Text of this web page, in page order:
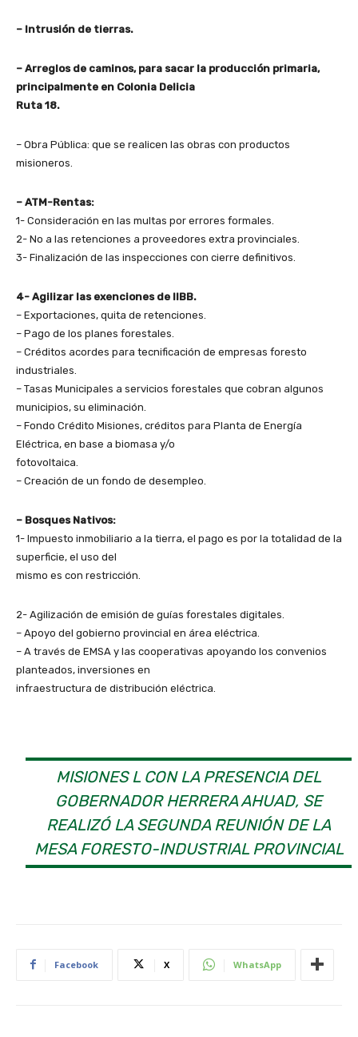
– Intrusión de tierras.
– Arreglos de caminos, para sacar la producción primaria,
principalmente en Colonia Delicia
Ruta 18.
– Obra Pública: que se realicen las obras con productos
misioneros.
– ATM-Rentas:
1- Consideración en las multas por errores formales.
2- No a las retenciones a proveedores extra provinciales.
3- Finalización de las inspecciones con cierre definitivos.
4- Agilizar las exenciones de IIBB.
– Exportaciones, quita de retenciones.
– Pago de los planes forestales.
– Créditos acordes para tecnificación de empresas foresto
industriales.
– Tasas Municipales a servicios forestales que cobran algunos
municipios, su eliminación.
– Fondo Crédito Misiones, créditos para Planta de Energía
Eléctrica, en base a biomasa y/o
fotovoltaica.
– Creación de un fondo de desempleo.
– Bosques Nativos:
1- Impuesto inmobiliario a la tierra, el pago es por la totalidad de la
superficie, el uso del
mismo es con restricción.
2- Agilización de emisión de guías forestales digitales.
– Apoyo del gobierno provincial en área eléctrica.
– A través de EMSA y las cooperativas apoyando los convenios
planteados, inversiones en
infraestructura de distribución eléctrica.
MISIONES L CON LA PRESENCIA DEL
GOBERNADOR HERRERA AHUAD, SE
REALIZÓ LA SEGUNDA REUNIÓN DE LA
MESA FORESTO-INDUSTRIAL PROVINCIAL
Facebook X WhatsApp